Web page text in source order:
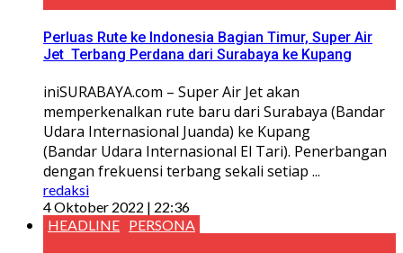
Perluas Rute ke Indonesia Bagian Timur, Super Air
Jet Terbang Perdana dari Surabaya ke Kupang
iniSURABAYA.com – Super Air Jet akan
memperkenalkan rute baru dari Surabaya (Bandar
Udara Internasional Juanda) ke Kupang
(Bandar Udara Internasional El Tari). Penerbangan
dengan frekuensi terbang sekali setiap ...
redaksi
4 Oktober 2022 | 22:36
HEADLINE PERSONA